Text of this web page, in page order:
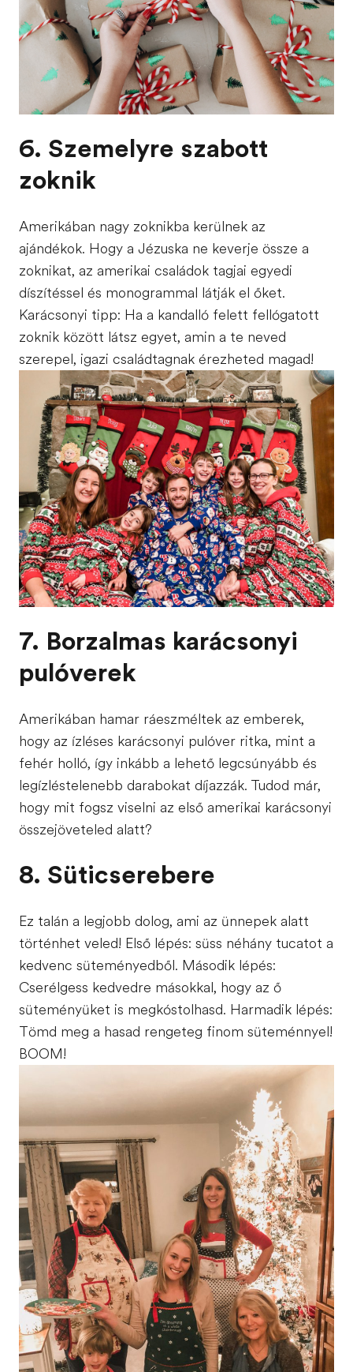
6. Szemelyre szabott
zoknik
Amerikában nagy zoknikba kerülnek az
ajándékok. Hogy a Jézuska ne keverje össze a
zoknikat, az amerikai családok tagjai egyedi
díszítéssel és monogrammal látják el őket.
Karácsonyi tipp: Ha a kandalló felett fellógatott
zoknik között látsz egyet, amin a te neved
szerepel, igazi családtagnak érezheted magad!
7. Borzalmas karácsonyi
pulóverek
Amerikában hamar ráeszméltek az emberek,
hogy az ízléses karácsonyi pulóver ritka, mint a
fehér holló, így inkább a lehető legcsúnyább és
legízléstelenebb darabokat díjazzák. Tudod már,
hogy mit fogsz viselni az első amerikai karácsonyi
összejöveteled alatt?
8. Süticserebere
Ez talán a legjobb dolog, ami az ünnepek alatt
történhet veled! Első lépés: süss néhány tucatot a
kedvenc süteményedből. Második lépés:
Cserélgess kedvedre másokkal, hogy az ő
süteményüket is megkóstolhasd. Harmadik lépés:
Tömd meg a hasad rengeteg finom süteménnyel!
BOOM!